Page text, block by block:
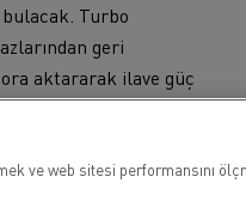
bulacak. Turbo
geri
aktararak ilave güç
devirlerde bile yüksek
araya getiren bu
ve web sitesi performansını